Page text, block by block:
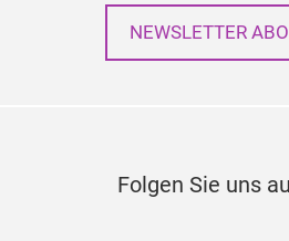
NEWSLETTER
Folgen Sie uns